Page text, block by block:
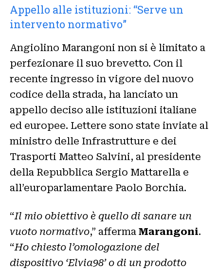
Appello alle istituzioni: “Serve un
intervento normativo”
Angiolino Marangoni non si è limitato a
perfezionare il suo brevetto. Con il
recente ingresso in vigore del nuovo
codice della strada, ha lanciato un
appello deciso alle istituzioni italiane
ed europee. Lettere sono state inviate al
ministro delle Infrastrutture e dei
Trasporti Matteo Salvini, al presidente
della Repubblica Sergio Mattarella e
all’europarlamentare Paolo Borchia.
“Il mio obiettivo è quello di sanare un
vuoto normativo,” afferma Marangoni.
“Ho chiesto l’omologazione del
dispositivo ‘Elvia98’ o di un prodotto